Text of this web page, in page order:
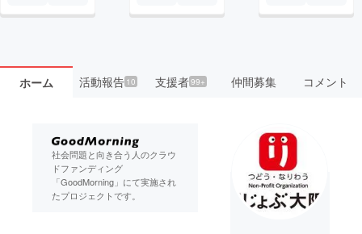
ホーム 活動報告10 支援者99+ 仲間募集 コメント
社会問題と向き合う人のクラウ
ドファンディング
「GoodMorning」にて実施され
たプロジェクトです。